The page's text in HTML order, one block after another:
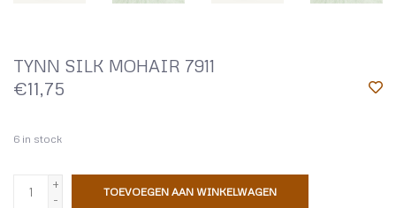
TYNN SILK MOHAIR 7911
€11,75
6 in stock
+
-
TOEVOEGEN AAN WINKELWAGEN